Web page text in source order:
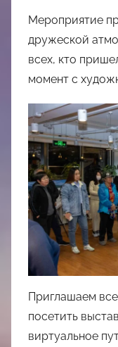
Мероприятие
дружеской
всех, кто
момент с
Приглашаем
посетить
виртуальное